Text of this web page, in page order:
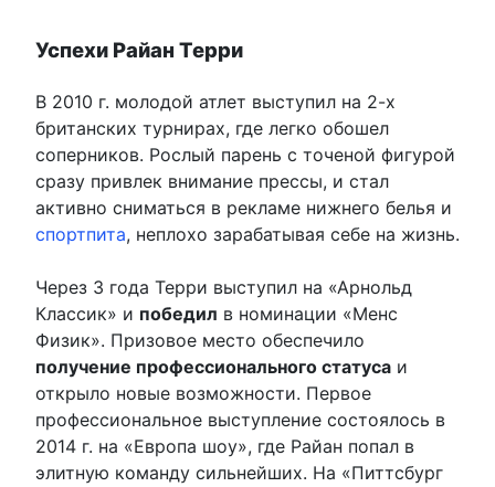
Успехи Райан Терри
В 2010 г. молодой атлет выступил на 2-х
британских турнирах, где легко обошел
соперников. Рослый парень с точеной фигурой
сразу привлек внимание прессы, и стал
активно сниматься в рекламе нижнего белья и
спортпита, неплохо зарабатывая себе на жизнь.
Через 3 года Терри выступил на «Арнольд
Классик» и победил в номинации «Менс
Физик». Призовое место обеспечило
получение профессионального статуса и
открыло новые возможности. Первое
профессиональное выступление состоялось в
2014 г. на «Европа шоу», где Райан попал в
элитную команду сильнейших. На «Питтсбург